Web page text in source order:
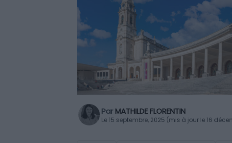
Par MATHILDE FLORENTIN
Le 15 septembre, 2025 (mis à jour le 16